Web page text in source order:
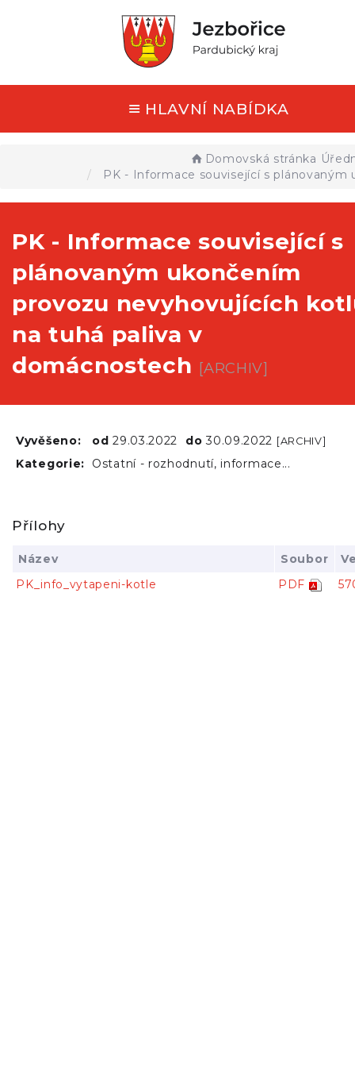
HLAVNÍ NABÍDKA
Domovská stránka
PK - Informace související s
PK - Informace související s
plánovaným ukončením
provozu nevyhovujících
na tuhá paliva v
domácnostech [ARCHIV]
Vyvěšeno: od29.03.2022 do30.09.2022 [ARCHIV]
Kategorie: Ostatní - rozhodnutí, informace...
Přílohy
Název Soubor
PK_info_vytapeni-kotle
PDF